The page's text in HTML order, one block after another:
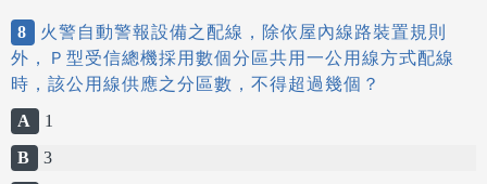
8
火警自動警報設備之配線，除依屋內線路裝置規則
外，Ｐ型受信總機採用數個分區共用一公用線方式配線
時，該公用線供應之分區數，不得超過幾個？
A
1
B
3